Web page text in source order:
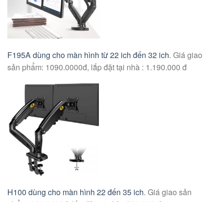
F195A dùng cho màn hình từ 22 ich đến 32 ich. Giá giao
sản phẩm: 1090.0000đ, lắp đặt tại nhà : 1.190.000 đ
H100 dùng cho màn hình 22 đến 35 ich. Giá giao sản